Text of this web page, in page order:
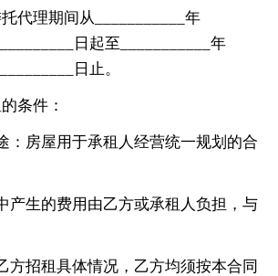
代理期间从___________年
日起至___________年
日止。
条件：
：房屋用于承租人经营统一规划的合
产生的费用由乙方或承租人负担，与
方招租具体情况，乙方均须按本合同